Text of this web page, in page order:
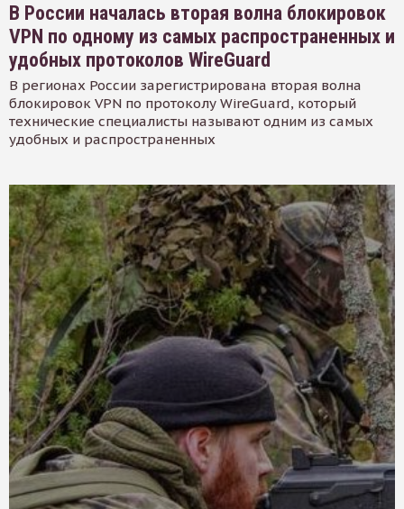
В России началась вторая волна блокировок
VPN по одному из самых распространенных и
удобных протоколов WireGuard
В регионах России зарегистрирована вторая волна
блокировок VPN по протоколу WireGuard, который
технические специалисты называют одним из самых
удобных и распространенных